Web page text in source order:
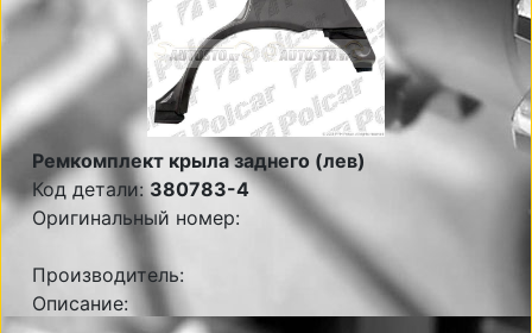
Ремкомплект крыла заднего (лев)
Код детали: 380783-4
Оригинальный номер:
Производитель:
Описание: